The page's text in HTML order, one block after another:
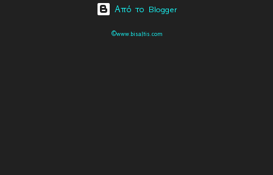
Από το Blogger
©www.bisaltis.com